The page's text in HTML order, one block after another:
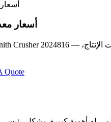
أسعار
Quote